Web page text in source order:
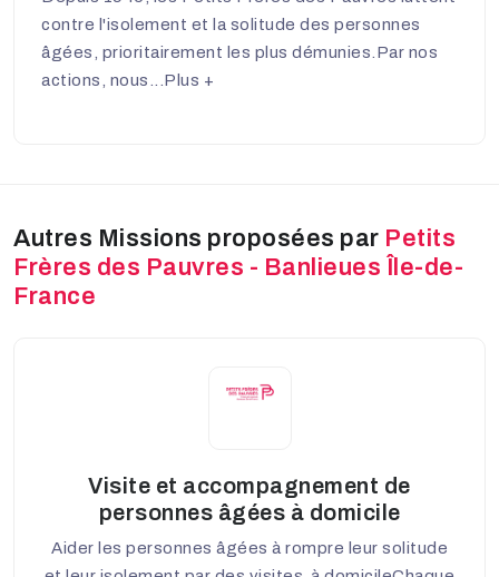
contre l'isolement et la solitude des personnes
âgées, prioritairement les plus démunies.Par nos
actions, nous... Plus +
Autres Missions proposées par Petits
Frères des Pauvres - Banlieues Île-de-
France
Visite et accompagnement de
personnes âgées à domicile
Aider les personnes âgées à rompre leur solitude